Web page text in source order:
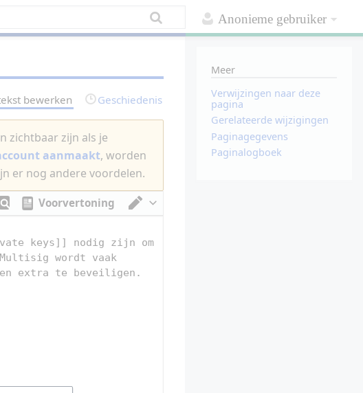
Anonieme gebruiker
bewerken Geschiedenis
zichtbaar zijn als je
aanmaakt, worden
er nog andere voordelen.
Voorvertoning
Van tekstverwerker omschakelen
Meer
Verwijzingen naar deze
pagina
Gerelateerde wijzigingen
Paginagegevens
Paginalogboek